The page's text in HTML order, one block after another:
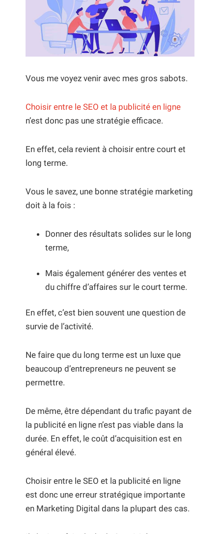
Vous me voyez venir avec mes gros sabots.
Choisir entre le SEO et la publicité en ligne
n’est donc pas une stratégie efficace.
En effet, cela revient à choisir entre court et
long terme.
Vous le savez, une bonne stratégie marketing
doit à la fois :
Donner des résultats solides sur le long
terme,
Mais également générer des ventes et
du chiffre d’affaires sur le court terme.
En effet, c’est bien souvent une question de
survie de l’activité.
Ne faire que du long terme est un luxe que
beaucoup d’entrepreneurs ne peuvent se
permettre.
De même, être dépendant du trafic payant de
la publicité en ligne n’est pas viable dans la
durée. En effet, le coût d’acquisition est en
général élevé.
Choisir entre le SEO et la publicité en ligne
est donc une erreur stratégique importante
en Marketing Digital dans la plupart des cas.